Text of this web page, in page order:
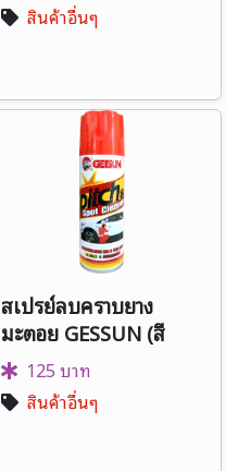
สินค้าอื่นๆ
สเปรย์ลบคราบยาง
มะตอย GESSUN (สี
แดง)125 บาท
สินค้าอื่นๆ